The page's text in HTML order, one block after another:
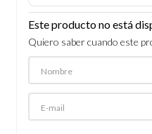
Este producto no está
Quiero saber cuando este